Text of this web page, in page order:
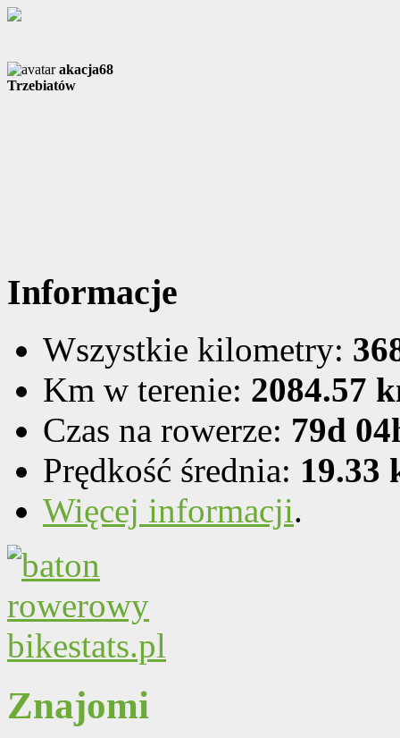
akacja68
Trzebiatów
Informacje
Wszystkie kilometry:
Km w terenie: 2084.57
Czas na rowerze: 79d
Prędkość średnia: 19.33
Więcej informacji.
Znajomi